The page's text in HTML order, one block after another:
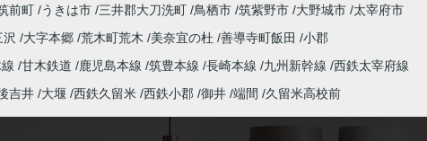
前町 うきは市 三井郡大刀洗町 鳥栖市 筑紫野市 大野城市 太宰府市
沢 大字本郷 荒木町荒木 美奈宜の杜 善導寺町飯田
小郡
甘木鉄道 鹿児島本線 筑豊本線 長崎本線 九州新幹線 西鉄太宰府線
吉井 大堰 西鉄久留米 西鉄小郡 御井 端間 久留米高校前